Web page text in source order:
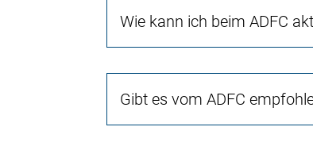
Wie kann ich beim ADFC
Gibt es vom ADFC